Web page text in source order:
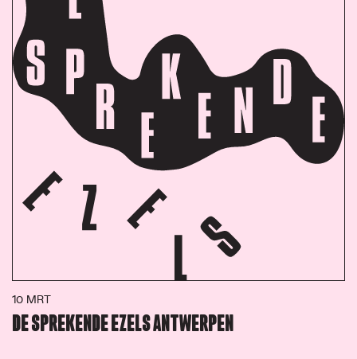
10 MRT
DE SPREKENDE EZELS ANTWERPEN